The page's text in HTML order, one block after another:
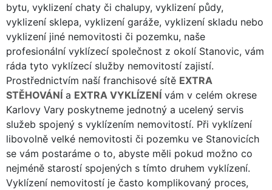
bytu, vyklizení chaty či chalupy, vyklizení půdy,
vyklizení sklepa, vyklizení garáže, vyklizení skladu nebo
vyklizení jiné nemovitosti či pozemku, naše
profesionální vyklízecí společnost z okolí Stanovic, vám
ráda tyto vyklízecí služby nemovitostí zajistí.
Prostřednictvím naší franchisové sítě EXTRA
STĚHOVÁNÍ a EXTRA VYKLÍZENÍ vám v celém okrese
Karlovy Vary poskytneme jednotný a ucelený servis
služeb spojený s vyklízením nemovitostí. Při vyklízení
libovolně velké nemovitosti či pozemku ve Stanovicích
se vám postaráme o to, abyste měli pokud možno co
nejméně starostí spojených s tímto druhem vyklízení.
Vyklízení nemovitostí je často komplikovaný proces,